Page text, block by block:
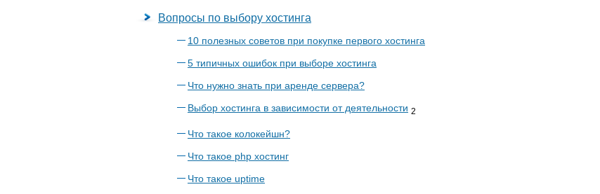
Вопросы по выбору хостинга
10 полезных советов при покупке первого хостинга
5 типичных ошибок при выборе хостинга
Что нужно знать при аренде сервера?
Выбор хостинга в зависимости от деятельности 2
Что такое колокейшн?
Что такое php хостинг
Что такое uptime